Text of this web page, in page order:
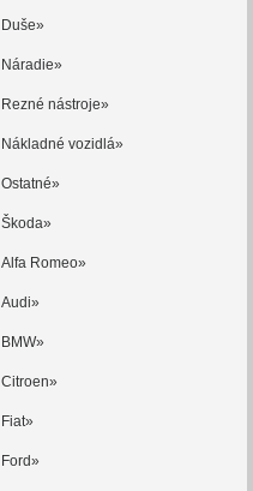
Duše»
Náradie»
Rezné nástroje»
Nákladné vozidlá»
Ostatné»
Škoda»
Alfa Romeo»
Audi»
BMW»
Citroen»
Fiat»
Ford»